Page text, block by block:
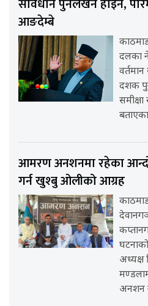
संविधान पुनर्लेखन होइन,
आङदेम्बे
दलका
दशक
बताएका
आमरण अनशनमा रहेका
गर्न खुश्बु ओलीको आग्रह
अध्यक्ष
अनशन